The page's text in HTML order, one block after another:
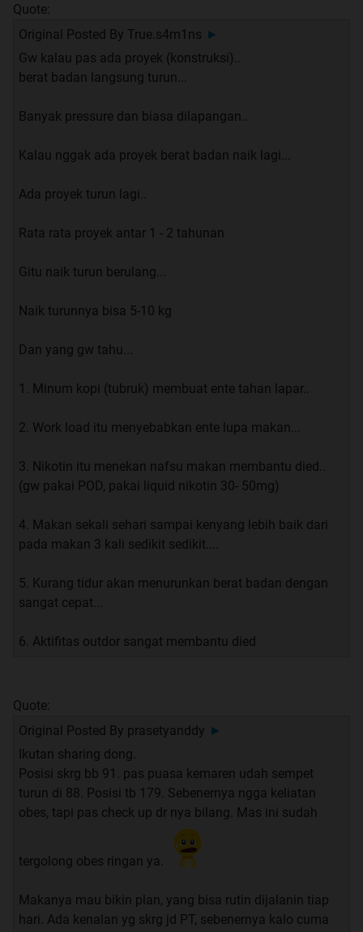
Quote:
Original Posted By True.s4m1ns ►
Gw kalau pas ada proyek (konstruksi)..
berat badan langsung turun...
Banyak pressure dan biasa dilapangan..
Kalau nggak ada proyek berat badan naik lagi...
Ada proyek turun lagi..
Rata rata proyek antar 1 - 2 tahunan
Gitu naik turun berulang...
Naik turunnya bisa 5-10 kg
Dan yang gw tahu...
1. Minum kopi (tubruk) membuat ente tahan lapar..
2. Work load itu menyebabkan ente lupa makan...
3. Nikotin itu menekan nafsu makan membantu died..
(gw pakai POD, pakai liquid nikotin 30- 50mg)
4. Makan sekali sehari sampai kenyang lebih baik dari
pada makan 3 kali sedikit sedikit....
5. Kurang tidur akan menurunkan berat badan dengan
sangat cepat...
6. Aktifitas outdor sangat membantu died
Quote:
Original Posted By prasetyanddy ►
Ikutan sharing dong.
Posisi skrg bb 91. pas puasa kemaren udah sempet
turun di 88. Posisi tb 179. Sebenernya ngga keliatan
obes, tapi pas check up dr nya bilang. Mas ini sudah
tergolong obes ringan ya.
Makanya mau bikin plan, yang bisa rutin dijalanin tiap
hari. Ada kenalan yg skrg jd PT, sebenernya kalo cuma